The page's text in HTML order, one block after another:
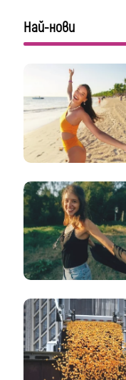
Най-нови